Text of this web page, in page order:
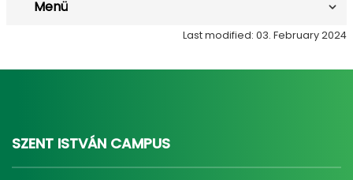
Menü
Last modified: 03. February 2024
SZENT ISTVÁN CAMPUS